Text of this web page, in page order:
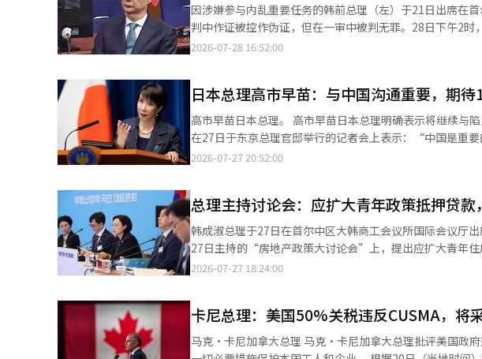
因涉嫌参与内乱重要任务的韩前总理（左）于21日出席在首尔中央法院
判中作证被控作伪证，但在一审中被判无罪。28日下午2时，
人询问开始前，韩前总理获得发言权，表示：“与我相关的
证。特别检察官询问了韩前总理关于内乱重要任务的真实
员及戒严公告的发布过程等问题，但韩前总理始终回答“我不作证”。 不过，他对“2024年12月
总统的联系并到达总统办公室吗？”这一问题仅简短地回
后结束。 证人询问结束后，尹前总统的辩护团队全面反驳了特别检察官的指控。 他们首先强调，在宣布戒严之前，
仅召集部分内阁成员的原因是：“戒严的最重要的是维持秩序
员，这是一个分阶段的计划。”并表示：“由于没有对所有
权。” 此外，他们还解释了戒严当天召集地点是总统办公室五楼的接见室而非七楼的内阁会议室，以及省略了会议记
录和相关程序的情况。 辩护团队表示：“如果在七楼会议室像例行会议那样准备，将无法保持保密。”并指出：“省
略事前分发议案或通过全国系统进行电子支付等符合紧急内阁会议的特
察官的起诉书中‘可能性高’等不确定的推测被滥用，缺
内阁成员到龙山总统办公室呢？”以此支持辩护方的主张。 他还解释了当时试图在纸上签名的情况，称其为“不是部
门的文件，而是简单的出席确认文件”，并表示：“1980
弱宪法机构的犯罪”，强调自己是经过正当程序的。 在听取双方意见后，法庭命令特别检察官和尹前总统的团队提交
2026-07-28 16:52:00
日本总理高市早苗：与中国沟通重要，期待
高市早苗日本总理。 高市早苗日本总理明确表示将继续与陷入僵局的中国保持对话。 据联合新闻网报道，高市总理
在27日于东京总理官邸举行的记者会上表示：“中国是重
系、建立建设性和稳定的关系的方针始终如一”。 高市总理特别强调了解决两国间问题的对话重要性。他指出：“由
将于11月在中国深圳举行的APEC峰会与中国国家主席习
似情况时的介入”后，中日两国的冲突持续加剧，此次APEC会议
上任以来，高市总理将“活跃日韩往来外交”视为主要外交
明总统的故乡——庆尚北道安东，观看了朝鲜时代士大夫
非常感动。” 另一方面，针对最近内阁支持率下滑的问题，高市总理表现出谨慎态度。根据《读卖新闻》当天发布的
50%以下。 对此，高市总理表示：“我将避免对民意调查结果或因素发表评论，今后将不因数字而喜忧参半，谦虚
认真地为国家和人民工作。”※ 本报道经人工智能（AI）
2026-07-27 20:52:00
总理主持讨论会：应扩大青年政策抵押贷
韩成淑总理于27日在首尔中区大韩商工会议所国际会议厅
27日主持的“房地产政策大讨论会”上，提出应扩大青年
租赁贷款保证金。在当天于首尔中区大韩商工会议所举行
减少目标的方式。在谈到再开发和重建的搬迁贷款时，他
上应严格管理多户住宅出租人的搬迁贷款。此外，他还提
策的必要性。在税制方面，汉阳大学政策学教授姜成勋主
2026-07-27 18:24:00
卡尼总理：美国50%关税违反CUSMA，将
马克·卡尼加拿大总理 马克·卡尼加拿大总理批评美国政府对加拿大产品征收50%额外关税的政策，并表示将采取